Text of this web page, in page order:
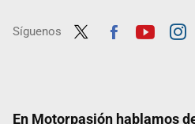
Síguenos
En Motorpasión hablamos